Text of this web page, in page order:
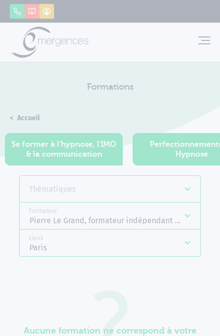
AppelerCatalogue
Formations
Accueil
Se former à l'hypnose, l'IMO
& la communication
Hypnose
Thématiques
Formateur
Pierre Le Grand, formateur indépendant Emergences
Lieux
Paris
Aucune formation ne correspond à votre
Panneau de gestion des cookies